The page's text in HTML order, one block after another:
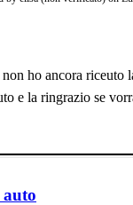
ho ancora riceuto
e la ringrazio se